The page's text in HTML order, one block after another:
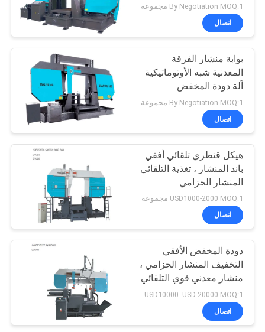
مراقبة
الجودة
اتصل
أخبار
اطلب
اقتباس
خريطة
الموقع
PRIVACY
POLICY
آلة تصنيع كابلات
الألياف البصرية
45
آلة بثق الكابلات
24
30
By Negotiation MOQ:1 مجموعة
اتصال
بوابة منشار الفرقة
المعدنية شبه الأوتوماتيكية
آلة دودة المخفض
By Negotiation MOQ:1 مجموعة
اتصال
هيكل قنطري تلقائي أفقي
باند المنشار ، تغذية التلقائي
المنشار الحزامي
USD1000-2000 MOQ:1 مجموعة
اتصال
دودة المخفض الأفقي
التخفيف المنشار الحزامي ،
منشار معدني قوي التلقائي
USD10000- USD 20000 MOQ:1 مجموعة
اتصال